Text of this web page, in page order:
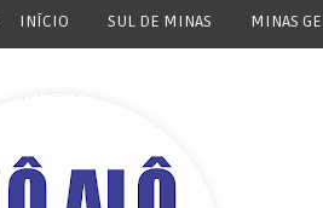
INÍCIO SUL DE MINAS MINAS